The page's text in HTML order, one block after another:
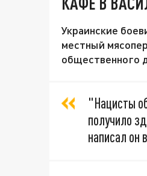
Украинские
местный
общественного
"Нацисты
получило
написал он